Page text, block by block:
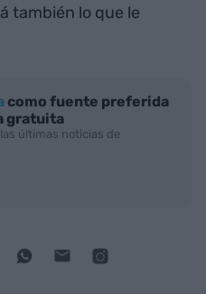
también lo que le
como fuente preferida
gratuita
últimas noticias de